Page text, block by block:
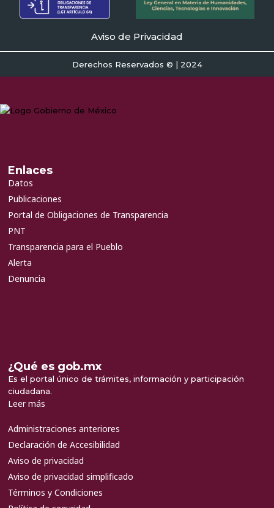
Aviso de Privacidad
Derechos Reservados © | 2024
Enlaces
Datos
Publicaciones
Portal de Obligaciones de Transparencia
PNT
Transparencia para el Pueblo
Alerta
Denuncia
¿Qué es gob.mx
Es el portal único de trámites, información y participación
ciudadana.
Leer más
Administraciones anteriores
Declaración de Accesibilidad
Aviso de privacidad
Aviso de privacidad simplificado
Términos y Condiciones